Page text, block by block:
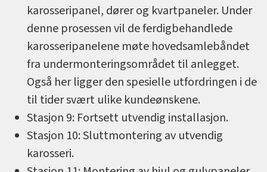
karosseripanel, dører og kvartpaneler. Under
denne prosessen vil de ferdigbehandlede
karosseripanelene møte hovedsamlebåndet
fra undermonteringsområdet til anlegget.
Også her ligger den spesielle utfordringen i de
til tider svært ulike kundeønskene.
Stasjon 9: Fortsett utvendig installasjon.
Stasjon 10: Sluttmontering av utvendig
karosseri.